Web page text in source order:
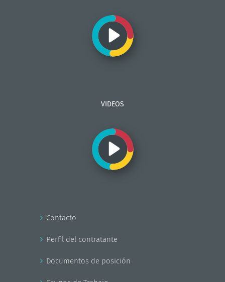
VIDEOS
Contacto
Perfil del contratante
Documentos de posición